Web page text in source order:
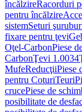
încălzireRacorduri
pentru încălzire
sistemSeturi
fixare pentru ţevi
Oţel-CarbonPiese
CarbonŢevi 1.0034
MufeReducţiiPiese
pentru CoturiTeuri
crucePiese de
posibilitate de